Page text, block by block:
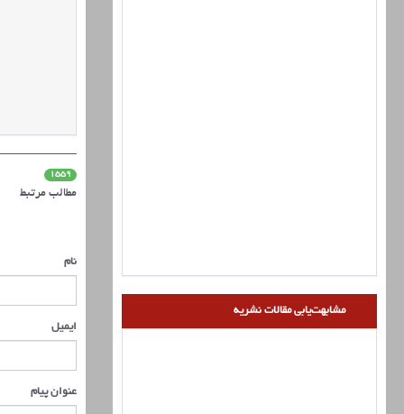
مشابهت‌یابی مقالات نشریه
1559
مطالب مرتبط
نام
ایمیل
عنوان پیام